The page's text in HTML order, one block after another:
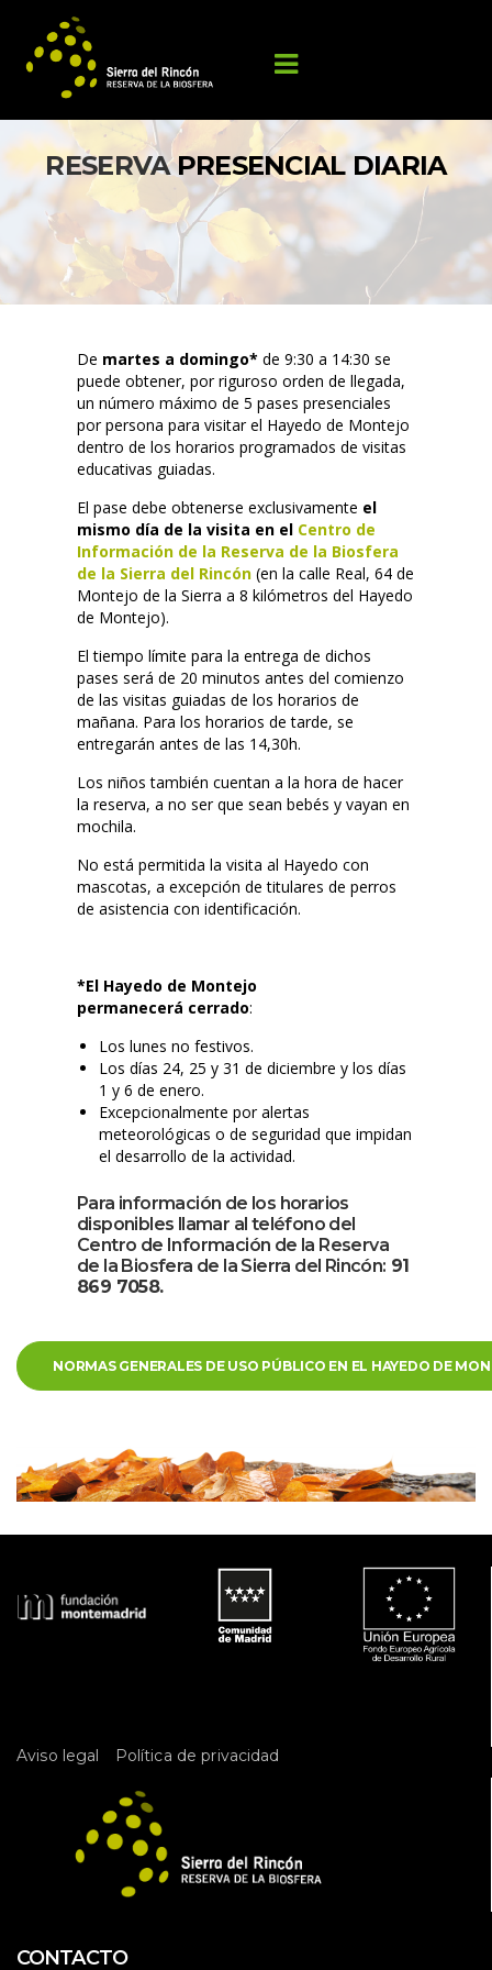
RESERVA PRESENCIAL DIARIA
De martes a domingo* de 9:30 a 14:30 se
puede obtener, por riguroso orden de llegada,
un número máximo de 5 pases presenciales
por persona para visitar el Hayedo de Montejo
dentro de los horarios programados de visitas
educativas guiadas.
El pase debe obtenerse exclusivamente el
mismo día de la visita en el Centro de
Información de la Reserva de la Biosfera
de la Sierra del Rincón (en la calle Real, 64 de
Montejo de la Sierra a 8 kilómetros del Hayedo
de Montejo).
El tiempo límite para la entrega de dichos
pases será de 20 minutos antes del comienzo
de las visitas guiadas de los horarios de
mañana. Para los horarios de tarde, se
entregarán antes de las 14,30h.
Los niños también cuentan a la hora de hacer
la reserva, a no ser que sean bebés y vayan en
mochila.
No está permitida la visita al Hayedo con
mascotas, a excepción de titulares de perros
de asistencia con identificación.
*El Hayedo de Montejo
permanecerá cerrado:
Los lunes no festivos.
Los días 24, 25 y 31 de diciembre y los días
1 y 6 de enero.
Excepcionalmente por alertas
meteorológicas o de seguridad que impidan
el desarrollo de la actividad.
Para información de los horarios
disponibles llamar al teléfono del
Centro de Información de la Reserva
de la Biosfera de la Sierra del Rincón: 91
869 7058.
NORMAS GENERALES DE USO PÚBLICO EN EL HAYEDO DE
Aviso legal Política de privacidad
CONTACTO